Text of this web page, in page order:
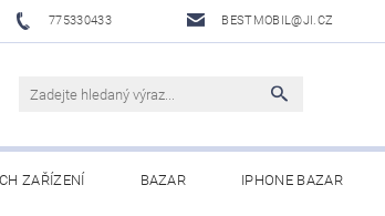
775330433 BESTMOBIL@JI.CZ
ZAŘÍZENÍ BAZAR IPHONE BAZAR